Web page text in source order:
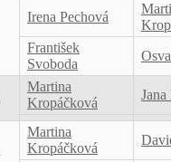
Irena Pechová
František
Svoboda
Martina
Kropáčková
Martina
Kropáčková